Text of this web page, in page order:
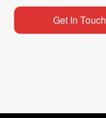
Get In Touch